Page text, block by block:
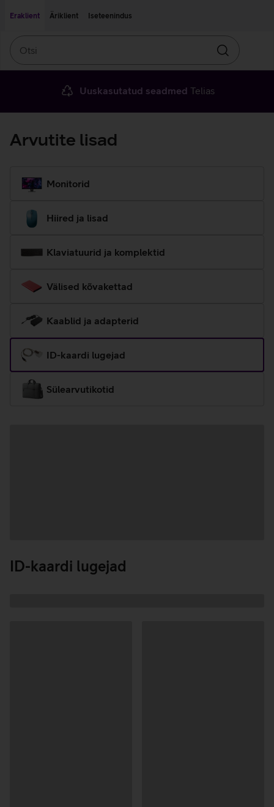
Eraklient
Äriklient Iseteenindus
Otsin
Uuskasutatud seadmed Telias
Arvutite lisad
Monitorid
Hiired ja lisad
Klaviatuurid ja komplektid
Välised kõvakettad
Kaablid ja adapterid
ID-kaardi lugejad
Sülearvutikotid
laadimine
ID-kaardi lugejad